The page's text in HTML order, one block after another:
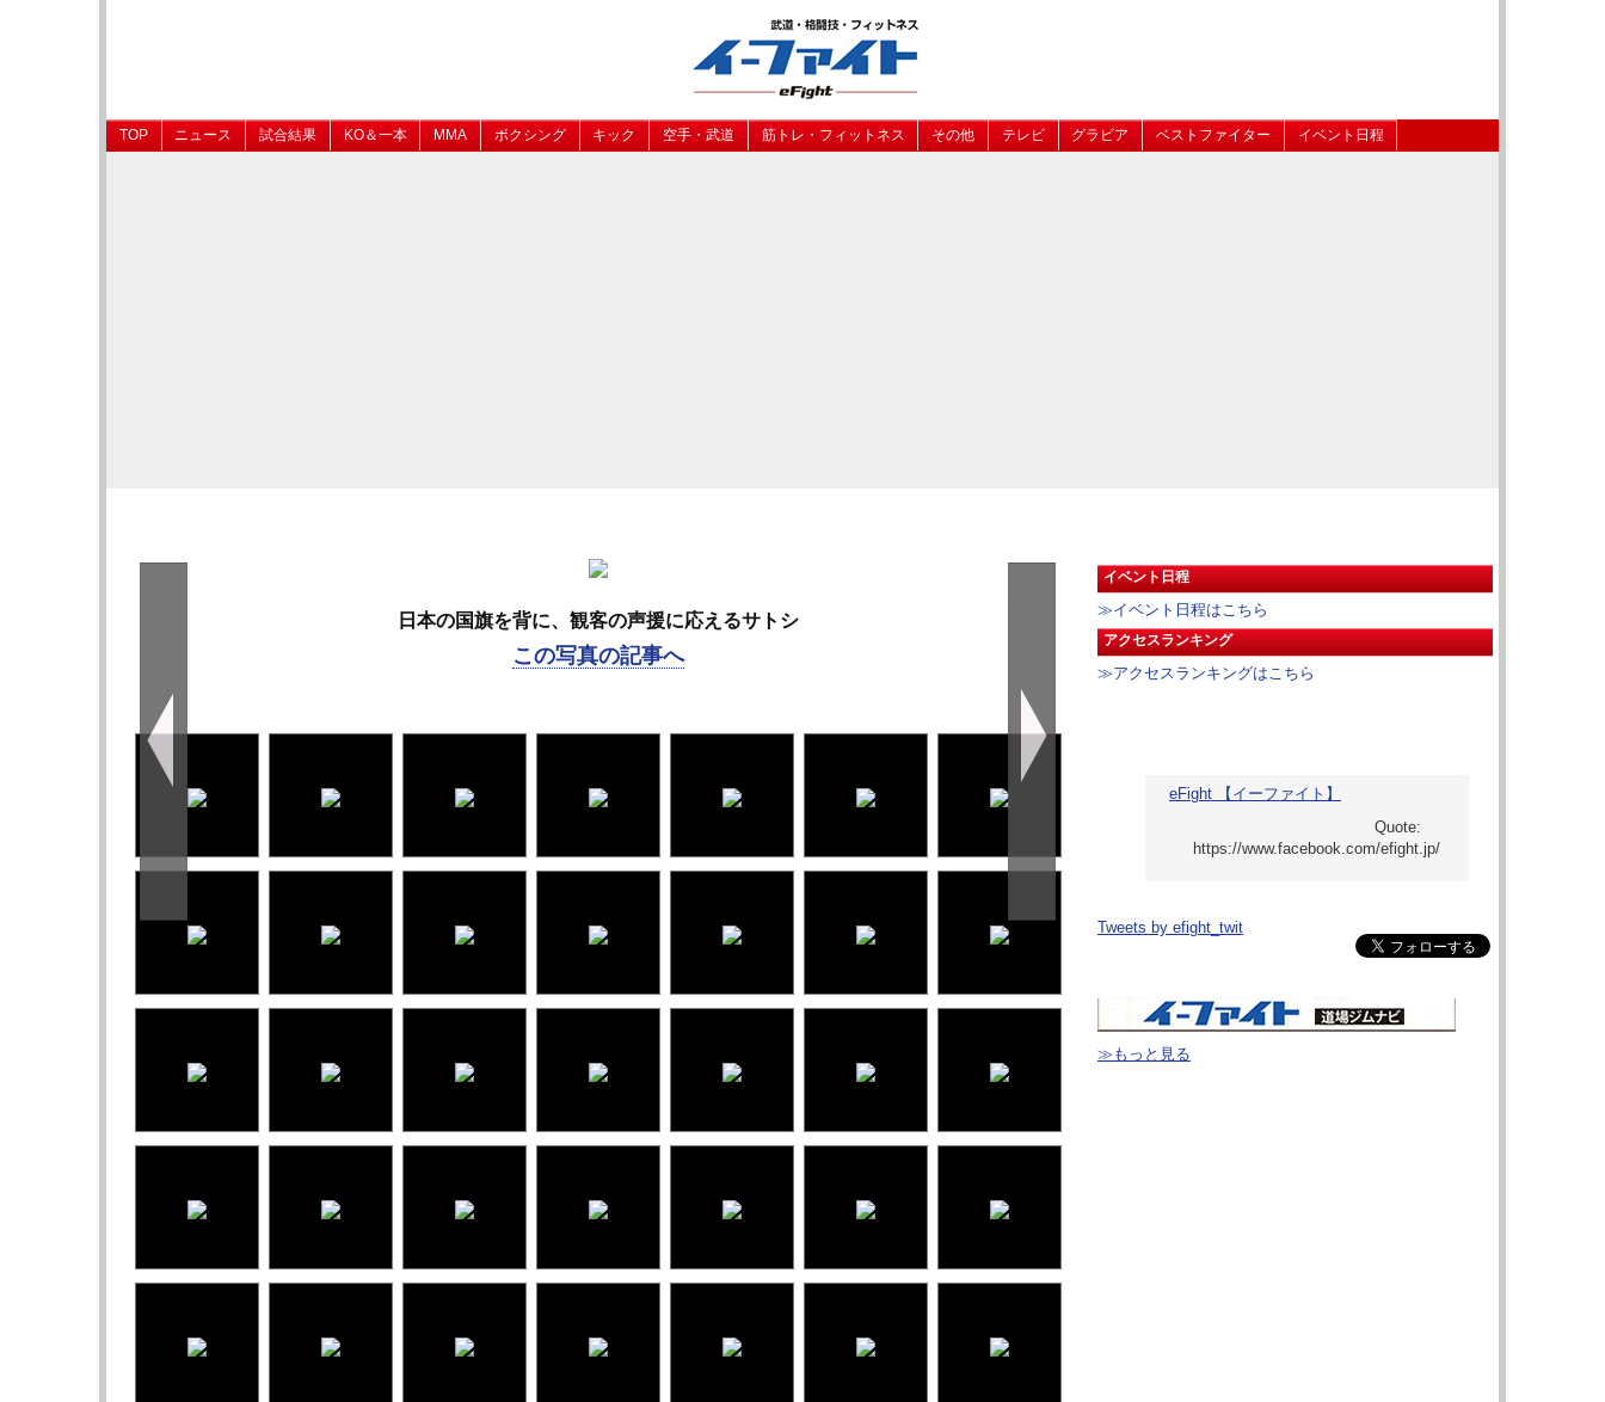
TOP ニュース 試合結果 KO＆一本 MMA ボクシング キック 空手・武道 筋トレ・フィットネス その他 テレビ グラビア ベストファイター イベント日程
日本の国旗を背に、観客の声援に応えるサトシ
この写真の記事へ
イベント日程
≫イベント日程はこちら
アクセスランキング
≫アクセスランキングはこちら
eFight 【イーファイト】
Tweets by efight_twit
≫もっと見る